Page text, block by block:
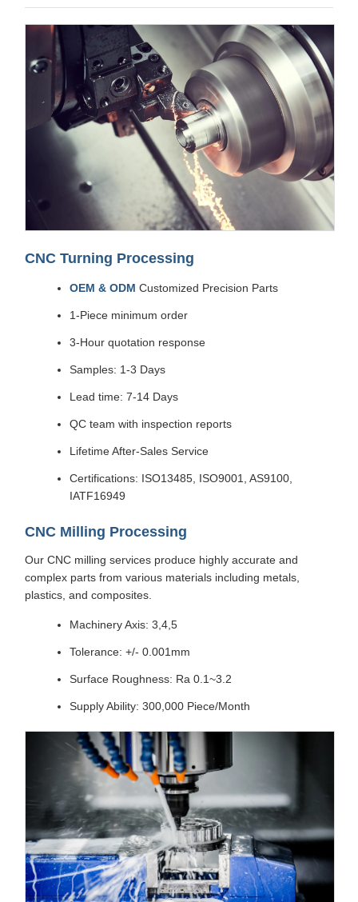
CNC Turning Processing
OEM & ODM Customized Precision Parts
1-Piece minimum order
3-Hour quotation response
Samples: 1-3 Days
Lead time: 7-14 Days
QC team with inspection reports
Lifetime After-Sales Service
Certifications: ISO13485, ISO9001, AS9100,
IATF16949
CNC Milling Processing
Our CNC milling services produce highly accurate and
complex parts from various materials including metals,
plastics, and composites.
Machinery Axis: 3,4,5
Tolerance: +/- 0.001mm
Surface Roughness: Ra 0.1~3.2
Supply Ability: 300,000 Piece/Month